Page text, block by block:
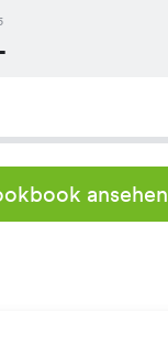
ansehen